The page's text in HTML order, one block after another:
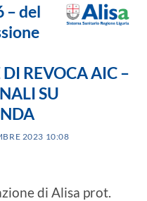
– del
REVOCA AIC –
SU
2023 10:08
di Alisa prot.